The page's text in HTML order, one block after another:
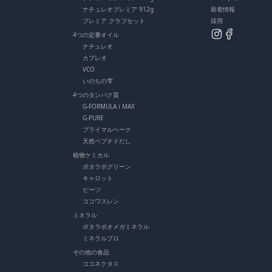
ナチュレオプレミア 912g
プレミア クラブセット
4つの定番オイル
ナチュレオ
カプレオ
VCO
いのちの雫
4つのタンパク質
G-FORMULA i MAX
G-PURE
プライマルベーク
天然ペプチドだし
植物ケミカル
ボタラボグリーン
キャロット
ビーツ
ココワスレン
ミネラル
ボタラボオメガミネラル
ミネラルプロ
その他の食品
ココネクタス
新着情報
採用